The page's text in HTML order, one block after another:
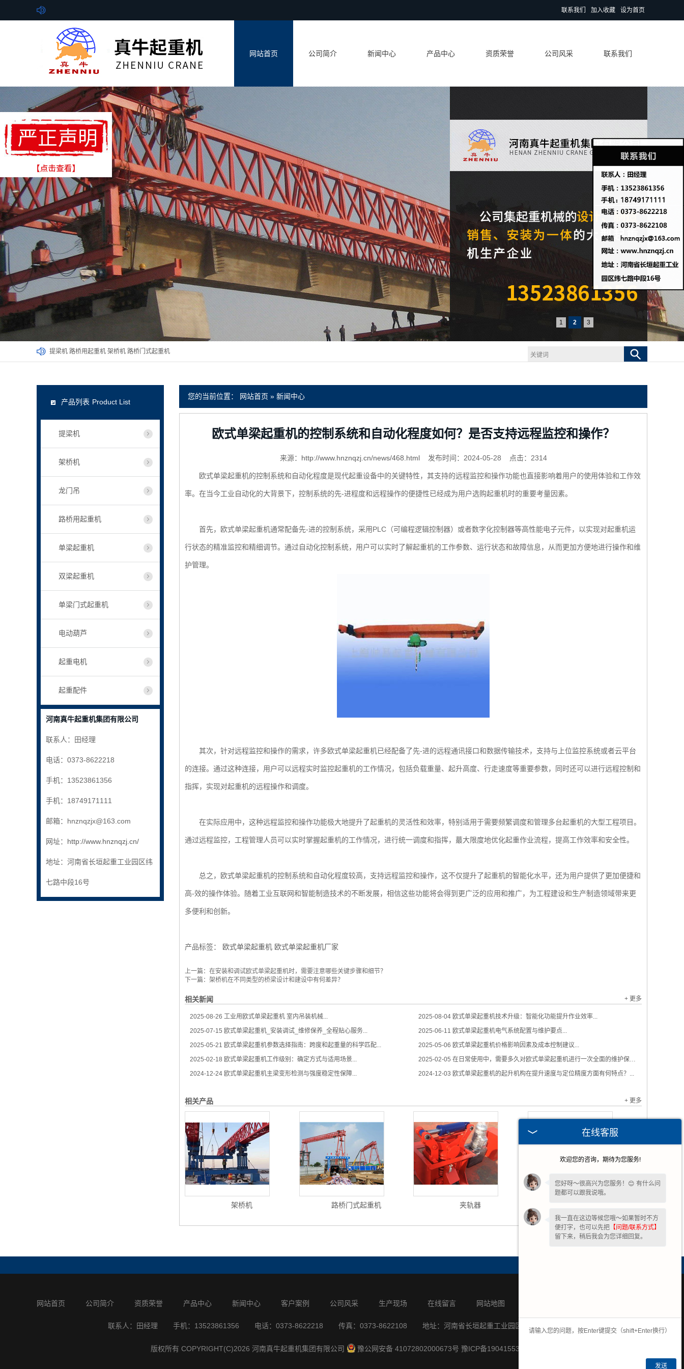
设为首页
加入收藏
联系我们
网站首页 公司简介 新闻中心 产品中心 资质荣誉 公司风采 联系我们
1 2 3
提梁机 路桥用起重机 架桥机 路桥门式起重机
您的当前位置： 网站首页 » 新闻中心
欧式单梁起重机的控制系统和自动化程度如何？是否支持远程监控和操作？
来源： http://www.hnznqzj.cn/news/468.html 发布时间：2024-05-28 点击：2314
欧式单梁起重机的控制系统和自动化程度是现代起重设备中的关键特性，其支持的远程监控和操作功能也直接影响着用户的使用体验和工作效
率。在当今工业自动化的大背景下，控制系统的先-进程度和远程操作的便捷性已经成为用户选购起重机时的重要考量因素。
首先，欧式单梁起重机通常配备先-进的控制系统，采用PLC（可编程逻辑控制器）或者数字化控制器等高性能电子元件，以实现对起重机运
行状态的精准监控和精细调节。通过自动化控制系统，用户可以实时了解起重机的工作参数、运行状态和故障信息，从而更加方便地进行操作和维
护管理。
其次，针对远程监控和操作的需求，许多欧式单梁起重机已经配备了先-进的远程通讯接口和数据传输技术，支持与上位监控系统或者云平台
的连接。通过这种连接，用户可以远程实时监控起重机的工作情况，包括负载重量、起升高度、行走速度等重要参数，同时还可以进行远程控制和
指挥，实现对起重机的远程操作和调度。
在实际应用中，这种远程监控和操作功能极大地提升了起重机的灵活性和效率，特别适用于需要频繁调度和管理多台起重机的大型工程项目。
通过远程监控，工程管理人员可以实时掌握起重机的工作情况，进行统一调度和指挥，蕞大限度地优化起重作业流程，提高工作效率和安全性。
总之，欧式单梁起重机的控制系统和自动化程度较高，支持远程监控和操作，这不仅提升了起重机的智能化水平，还为用户提供了更加便捷和
高-效的操作体验。随着工业互联网和智能制造技术的不断发展，相信这些功能将会得到更广泛的应用和推广，为工程建设和生产制造领域带来更
多便利和创新。
产品标签： 欧式单梁起重机 欧式单梁起重机厂家
上一篇： 在安装和调试欧式单梁起重机时，需要注意哪些关键步骤和细节？
下一篇： 架桥机在不同类型的桥梁设计和建设中有何差异？
相关新闻 + 更多
2025-08-26 工业用欧式单梁起重机 室内吊装机械... 2025-08-04 欧式单梁起重机技术升级：智能化功能提升作业效率...
2025-07-15 欧式单梁起重机_安装调试_维修保养_全程贴心服务... 2025-06-11 欧式单梁起重机电气系统配置与维护要点...
2025-05-21 欧式单梁起重机参数选择指南：跨度和起重量的科学匹配... 2025-05-06 欧式单梁起重机价格影响因素及成本控制建议...
2025-02-18 欧式单梁起重机工作级别：确定方式与适用场景... 2025-02-05 在日常使用中，需要多久对欧式单梁起重机进行一次全面的维护保养？...
2024-12-24 欧式单梁起重机主梁变形检测与强度稳定性保障... 2024-12-03 欧式单梁起重机的起升机构在提升速度与定位精度方面有何特点？...
相关产品 + 更多
架桥机 路桥门式起重机 夹轨器
产品列表 Product List
提梁机
架桥机
龙门吊
路桥用起重机
单梁起重机
双梁起重机
单梁门式起重机
电动葫芦
起重电机
起重配件
河南真牛起重机集团有限公司
联系人：田经理
电话：0373-8622218
手机：13523861356
手机：18749171111
邮箱：hnznqzjx@163.com
网址： http://www.hnznqzj.cn/
地址：河南省长垣起重工业园区纬
七路中段16号
网站首页 公司简介 资质荣誉 产品中心 新闻中心 客户案例 公司风采 生产现场 在线留言 网站地图
联系人：田经理 手机：13523861356 电话：0373-8622218 传真：0373-8622108 地址：河南省长垣起重工业园区纬七路中段16号
版权所有 COPYRIGHT(C)2026 河南真牛起重机集团有限公司 豫公网安备 41072802000673号 豫ICP备19041553号-1
在线客服
欢迎您的咨询，期待为您服务!
您好呀～很高兴为您服务！😊 有什么问
题都可以跟我说哦。
我一直在这边等候您哦～如果暂时不方
便打字，也可以先把 【问题/联系方式】
留下来，稍后我会为您详细回复。
发送